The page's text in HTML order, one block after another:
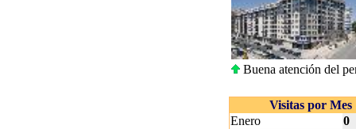
Buena atención del
Visitas por Mes
Enero
0